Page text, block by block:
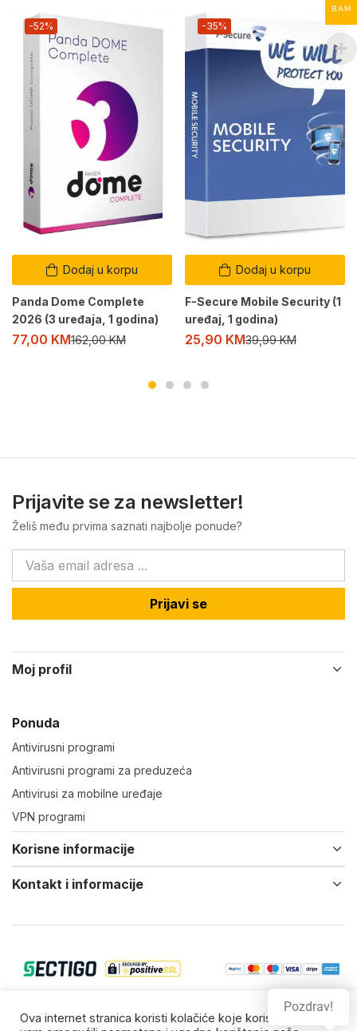
Dodaj u korpu
-52%
Panda Dome Complete
2026 (3 uređaja, 1 godina)
77,00 KM162,00KM
Dodaj u korpu
-35%
F-Secure Mobile Security (1
uređaj, 1 godina)
25,90 KM39,99KM
Prijavite se za newsletter!
Želiš među prvima saznati najbolje ponude?
Prijavi se
Moj profil
Ponuda
Antivirusni programi
Antivirusni programi za preduzeća
Antivirusi za mobilne uređaje
VPN programi
Korisne informacije
Kontakt i informacije
© 2022-24 Virtual IT d.o.o. Vsa prava zadržana.
Ova internet stranica koristi kolačiće koje koristimo da bi
BAM
Pozdrav!